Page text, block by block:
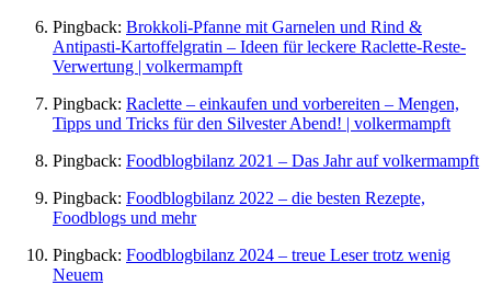
Pingback: Brokkoli-Pfanne mit Garnelen und Rind &
Antipasti-Kartoffelgratin – Ideen für leckere Raclette-Reste-
Verwertung | volkermampft
Pingback: Raclette – einkaufen und vorbereiten – Mengen,
Tipps und Tricks für den Silvester Abend! | volkermampft
Pingback: Foodblogbilanz 2021 – Das Jahr auf volkermampft
Pingback: Foodblogbilanz 2022 – die besten Rezepte,
Foodblogs und mehr
Pingback: Foodblogbilanz 2024 – treue Leser trotz wenig
Neuem